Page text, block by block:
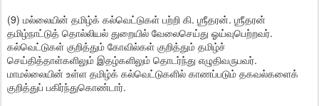
(9) மல்லையின் தமிழ்க் கல்வெட்டுகள் பற்றி கி. ஶ்ரீதரன். ஶ்ரீதரன்
தமிழ்நாட்டுத் தொல்லியல் துறையில் வேலைசெய்து ஓய்வுபெற்றவர்.
கல்வெட்டுகள் குறித்தும் கோவில்கள் குறித்தும் தமிழ்ச்
செய்தித்தாள்களிலும் இதழ்களிலும் தொடர்ந்து எழுதிவருபவர்.
மாமல்லையின் உள்ள தமிழ்க் கல்வெட்டுகளில் காணப்படும் தகவல்களைக்
குறித்துப் பகிர்ந்துகொண்டார்.